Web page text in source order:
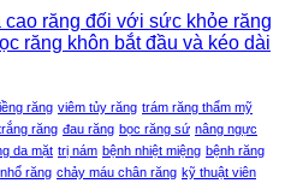
răng đối với sức khỏe răng
răng khôn bắt đầu và kéo dài
răng viêm tủy răng trám răng thẩm mỹ
răng đau răng bọc răng sứ nâng ngực
da mặt trị nám bệnh nhiệt miệng bệnh răng
nhổ răng chảy máu chân răng kỹ thuật viên